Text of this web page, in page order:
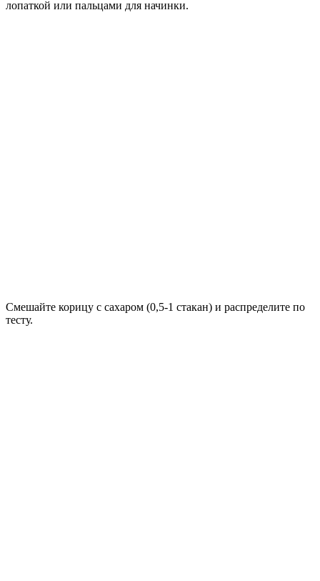
лопаткой или пальцами для начинки.
Смешайте корицу с сахаром (0,5-1 стакан) и распределите по
тесту.